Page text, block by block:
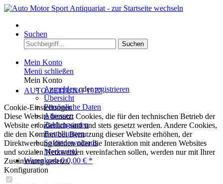
Suchen
Suchen
Mein Konto
Menü schließen
Mein Konto
Anmeldenoderregistrieren
Übersicht
Persönliche Daten
Adressen
Zahlungsarten
Bestellungen
Sofortdownloads
Merkzettel
Warenkorb0 0,00 € *
AUTO ZEITUNG 1977
Cookie-Einstellungen
Diese Website benutzt Cookies, die für den technischen Betrieb der
Website erforderlich sind und stets gesetzt werden. Andere Cookies,
die den Komfort bei Benutzung dieser Website erhöhen, der
Direktwerbung dienen oder die Interaktion mit anderen Websites
und sozialen Netzwerken vereinfachen sollen, werden nur mit Ihrer
Zustimmung gesetzt.
Konfiguration